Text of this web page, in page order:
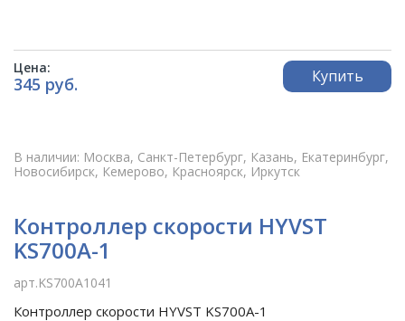
Цена:
345 руб. Купить
В наличии: Москва, Санкт-Петербург, Казань, Екатеринбург,
Новосибирск, Кемерово, Красноярск, Иркутск
Контроллер скорости HYVST
KS700A-1
арт.KS700A1041
Контроллер скорости HYVST KS700A-1